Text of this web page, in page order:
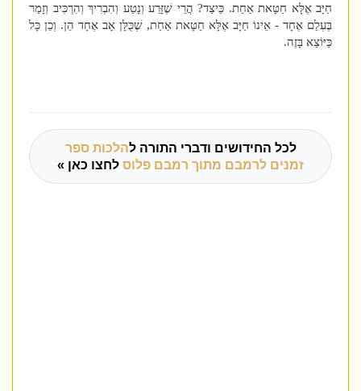
חַיָּב אֶלָּא חַטָּאת אַחַת. כֵּיצַד? הֲרֵי שֶׁזָּרַע וְנָטַע וְהִבְרִיךְ וְהִרְכִּיב וְזָמַר
בֶּעְלֵם אֶחָד - אֵינוֹ חַיָּב אֶלָּא חַטָּאת אַחַת, שֶׁכֻּלָּן אָב אֶחָד הֵן. וְכֵן כָּל
כַּיּוֹצֵא בָּזֶה.
לכל החידושים ודברי התורה להלכות ספר
זמנים לרמבם מתוך רמבם פלוסלחצו כאן »